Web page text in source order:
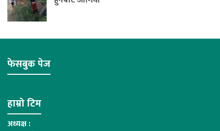
फेसबुक पेज
हाम्रो टिम
अध्यक्ष :